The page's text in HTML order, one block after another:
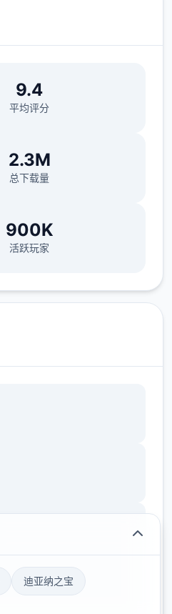
9.4
平均评分
2.3M
总下载量
900K
活跃玩家
迪亚纳之宝